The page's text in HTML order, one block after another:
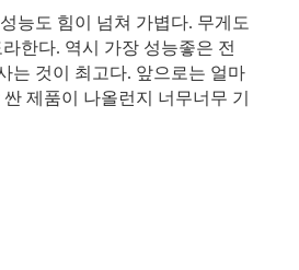
능도 힘이 넘쳐 가볍다. 무게도
한다. 역시 가장 성능좋은 전
는 것이 최고다. 앞으로는 얼마
제품이 나올런지 너무너무 기